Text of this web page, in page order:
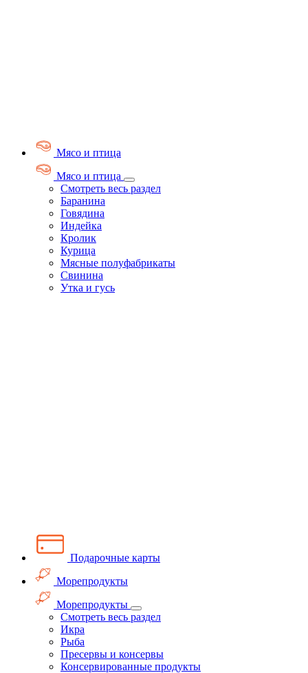
Мясо и птица
Мясо и птица
Смотреть весь раздел
Баранина
Говядина
Индейка
Кролик
Курица
Мясные полуфабрикаты
Свинина
Утка и гусь
Подарочные карты
Морепродукты
Морепродукты
Смотреть весь раздел
Икра
Рыба
Пресервы и консервы
Консервированные продукты